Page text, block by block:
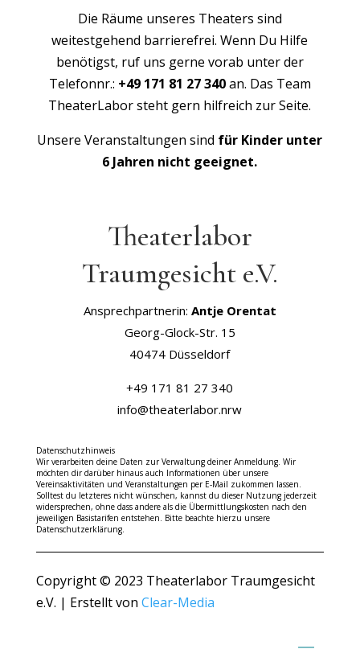
Die Räume unseres Theaters sind
weitestgehend barrierefrei. Wenn Du Hilfe
benötigst, ruf uns gerne vorab unter der
Telefonnr.: +49 171 81 27 340an. Das Team
TheaterLabor steht gern hilfreich zur Seite.
Unsere Veranstaltungen sind für Kinder unter
6 Jahren nicht geeignet.
Theaterlabor
Traumgesicht e.V.
Ansprechpartnerin: Antje Orentat
Georg-Glock-Str. 15
40474 Düsseldorf
+49 171 81 27 340
info@theaterlabor.nrw
Datenschutzhinweis
Wir verarbeiten deine Daten zur Verwaltung deiner Anmeldung. Wir
möchten dir darüber hinaus auch Informationen über unsere
Vereinsaktivitäten und Veranstaltungen per E-Mail zukommen lassen.
Solltest du letzteres nicht wünschen, kannst du dieser Nutzung jederzeit
widersprechen, ohne dass andere als die Übermittlungskosten nach den
jeweiligen Basistarifen entstehen. Bitte beachte hierzu unsere
Datenschutzerklärung.
Copyright © 2023 Theaterlabor Traumgesicht
e.V. | Erstellt von Clear-Media